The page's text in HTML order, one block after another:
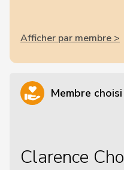
Afficher par membre >
Membre
Clarence